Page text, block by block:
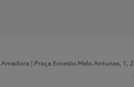
Amadora | Praça Ernesto Melo Antunes, 1,